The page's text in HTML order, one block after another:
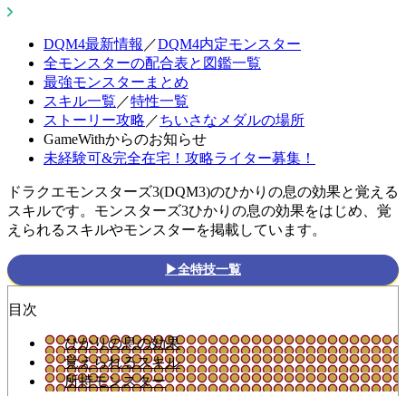
DQM4最新情報 ／DQM4内定モンスター
全モンスターの配合表と図鑑一覧
最強モンスターまとめ
スキル一覧 ／特性一覧
ストーリー攻略 ／ちいさなメダルの場所
GameWithからのお知らせ
未経験可&完全在宅！攻略ライター募集！
ドラクエモンスターズ3(DQM3)のひかりの息の効果と覚える
スキルです。モンスターズ3ひかりの息の効果をはじめ、覚
えられるスキルやモンスターを掲載しています。
▶全特技一覧
目次
ひかりの息の効果
覚えられるスキル
所持モンスター